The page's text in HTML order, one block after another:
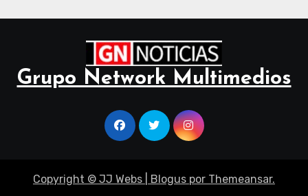
Grupo Network Multimedios
Copyright © JJ Webs Blogus por Themeansar.